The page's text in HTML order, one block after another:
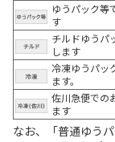
ゆうパック等
す
チルドゆうパ
します
冷凍ゆうパッ
ます。
佐川急便での
ます
なお、「普通ゆう